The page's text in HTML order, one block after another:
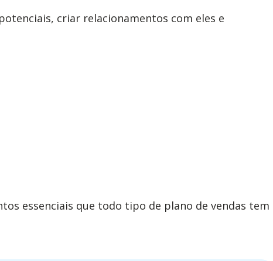
criar relacionamentos com eles e
essenciais que todo tipo de plano de vendas tem